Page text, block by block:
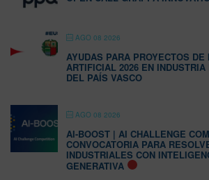
AGO 08 2026
AYUDAS PARA PROYECTOS
ARTIFICIAL 2026 EN
DEL PAÍS VASCO
AGO 08 2026
AI-BOOST | AI CHALLENGE
CONVOCATORIA PARA
INDUSTRIALES CON
GENERATIVA